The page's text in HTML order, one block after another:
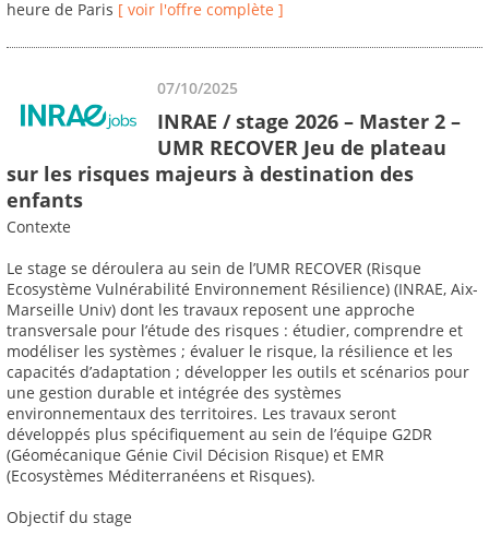
heure de Paris [ voir l'offre complète ]
07/10/2025
INRAE / stage 2026 – Master 2 –
UMR RECOVER Jeu de plateau
sur les risques majeurs à destination des
enfants
Contexte
Le stage se déroulera au sein de l’UMR RECOVER (Risque
Ecosystème Vulnérabilité Environnement Résilience) (INRAE, Aix-
Marseille Univ) dont les travaux reposent une approche
transversale pour l’étude des risques : étudier, comprendre et
modéliser les systèmes ; évaluer le risque, la résilience et les
capacités d’adaptation ; développer les outils et scénarios pour
une gestion durable et intégrée des systèmes
environnementaux des territoires. Les travaux seront
développés plus spécifiquement au sein de l’équipe G2DR
(Géomécanique Génie Civil Décision Risque) et EMR
(Ecosystèmes Méditerranéens et Risques).
Objectif du stage